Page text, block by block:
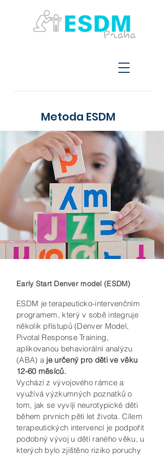
Metoda ESDM
Early Start Denver model (ESDM)
ESDM je terapeuticko-intervenčním
programem, který v sobě integruje
několik přístupů (Denver Model,
Pivotal Response Training,
aplikovanou behaviorální analýzu
(ABA) a je určený pro děti ve věku
12-60 měsíců.
Vychází z vývojového rámce a
využívá výzkumných poznatků o
tom, jak se vyvíjí neurotypické děti
během prvních pěti let života. Cílem
terapeutických intervencí je podpořit
podobný vývoj u dětí raného věku, u
kterých bylo zjištěno riziko poruchy